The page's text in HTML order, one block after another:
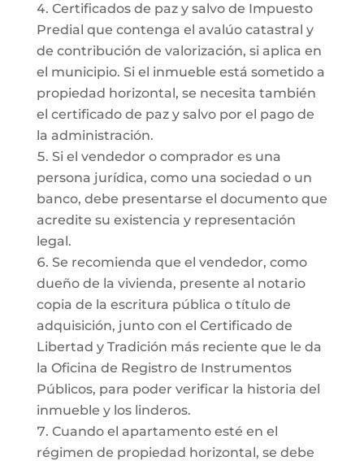
Certificados de paz y salvo de Impuesto
Predial que contenga el avalúo catastral y
de contribución de valorización, si aplica en
el municipio. Si el inmueble está sometido a
propiedad horizontal, se necesita también
el certificado de paz y salvo por el pago de
la administración.
Si el vendedor o comprador es una
persona jurídica, como una sociedad o un
banco, debe presentarse el documento que
acredite su existencia y representación
legal.
Se recomienda que el vendedor, como
dueño de la vivienda, presente al notario
copia de la escritura pública o título de
adquisición, junto con el Certificado de
Libertad y Tradición más reciente que le da
la Oficina de Registro de Instrumentos
Públicos, para poder verificar la historia del
inmueble y los linderos.
Cuando el apartamento esté en el
régimen de propiedad horizontal, se debe